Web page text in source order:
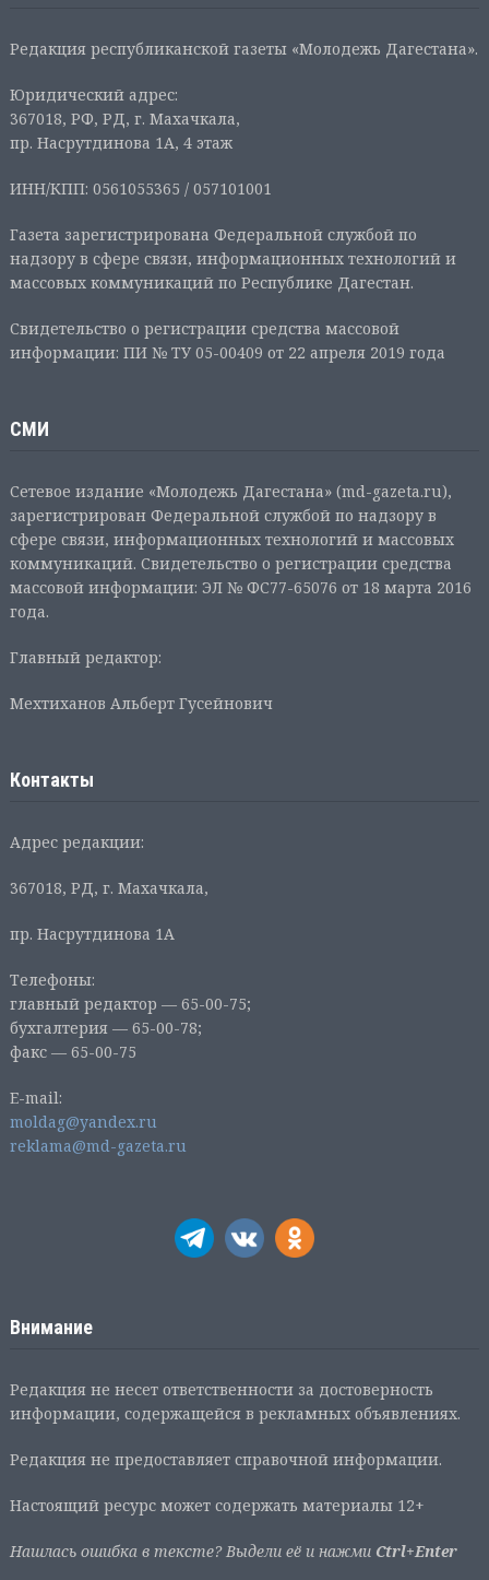
Редакция республиканской газеты «Молодежь Дагестана».
Юридический адрес:
367018, РФ, РД, г. Махачкала,
пр. Насрутдинова 1А, 4 этаж
ИНН/КПП: 0561055365 / 057101001
Газета зарегистрирована Федеральной службой по
надзору в сфере связи, информационных технологий и
массовых коммуникаций по Республике Дагестан.
Свидетельство о регистрации средства массовой
информации: ПИ № ТУ 05-00409 от 22 апреля 2019 года
СМИ
Сетевое издание «Молодежь Дагестана» (md-gazeta.ru),
зарегистрирован Федеральной службой по надзору в
сфере связи, информационных технологий и массовых
коммуникаций. Свидетельство о регистрации средства
массовой информации: ЭЛ № ФС77-65076 от 18 марта 2016
года.
Главный редактор:
Мехтиханов Альберт Гусейнович
Контакты
Адрес редакции:
367018, РД, г. Махачкала,
пр. Насрутдинова 1А
Телефоны:
главный редактор — 65-00-75;
бухгалтерия — 65-00-78;
факс — 65-00-75
E-mail:
moldag@yandex.ru
reklama@md-gazeta.ru
Внимание
Редакция не несет ответственности за достоверность
информации, содержащейся в рекламных объявлениях.
Редакция не предоставляет справочной информации.
Настоящий ресурс может содержать материалы 12+
Нашлась ошибка в тексте? Выдели её и нажми Ctrl+Enter